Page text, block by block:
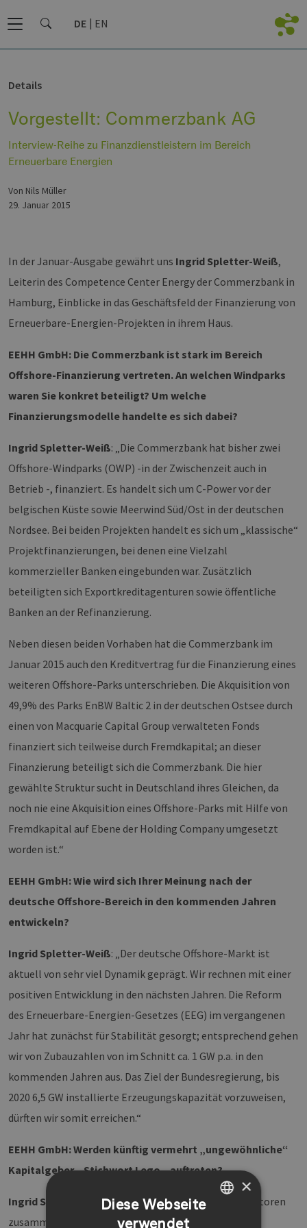
DE EN
Details
Vorgestellt: Commerzbank AG
Interview-Reihe zu Finanzdienstleistern im Bereich
Erneuerbare Energien
In der Januar-Ausgabe gewährt uns Ingrid Spletter-Weiß,
Leiterin des Competence Center Energy der Commerzbank in
Hamburg, Einblicke in das Geschäftsfeld der Finanzierung von
Erneuerbare-Energien-Projekten in ihrem Haus.
EEHH GmbH: Die Commerzbank ist stark im Bereich
Offshore-Finanzierung vertreten. An welchen Windparks
waren Sie konkret beteiligt? Um welche
Finanzierungsmodelle handelte es sich dabei?
Ingrid Spletter-Weiß: „Die Commerzbank hat bisher zwei
Offshore-Windparks (OWP) -in der Zwischenzeit auch in
Betrieb -, finanziert. Es handelt sich um C-Power vor der
belgischen Küste sowie Meerwind Süd/Ost in der deutschen
Nordsee. Bei beiden Projekten handelt es sich um „klassische“
Projektfinanzierungen, bei denen eine Vielzahl
kommerzieller Banken eingebunden war. Zusätzlich
beteiligten sich Exportkreditagenturen sowie öffentliche
Banken an der Refinanzierung.
Neben diesen beiden Vorhaben hat die Commerzbank im
Januar 2015 auch den Kreditvertrag für die Finanzierung eines
weiteren Offshore-Parks unterschrieben. Die Akquisition von
49,9% des Parks EnBW Baltic 2 in der deutschen Ostsee durch
einen von Macquarie Capital Group verwalteten Fonds
finanziert sich teilweise durch Fremdkapital; an dieser
Finanzierung beteiligt sich die Commerzbank. Die hier
gewählte Struktur sucht in Deutschland ihres Gleichen, da
noch nie eine Akquisition eines Offshore-Parks mit Hilfe von
Fremdkapital auf Ebene der Holding Company umgesetzt
worden ist.“
EEHH GmbH: Wie wird sich Ihrer Meinung nach der
deutsche Offshore-Bereich in den kommenden Jahren
entwickeln?
Ingrid Spletter-Weiß: „Der deutsche Offshore-Markt ist
aktuell von sehr viel Dynamik geprägt. Wir rechnen mit einer
positiven Entwicklung in den nächsten Jahren. Die Reform
des Erneuerbare-Energien-Gesetzes (EEG) im vergangenen
Jahr hat zunächst für Stabilität gesorgt; entsprechend gehen
wir von Zubauzahlen von im Schnitt ca. 1 GW p.a. in den
kommenden Jahren aus. Das Ziel der Bundesregierung, bis
2020 6,5 GW installierte Erzeugungskapazität vorzuweisen,
dürften wir somit erreichen.“
EEHH GmbH: Werden künftig vermehrt „ungewöhnliche“
Kapitalgeber – Stichwort Lego – auftreten?
Ingrid Spletter-Weiß: „Aktuell kommen mehrere Faktoren
zusammen: Zum einen müssen sich klassische
von Nils Müller
29. Januar 2015
×
Diese Webseite
verwendet